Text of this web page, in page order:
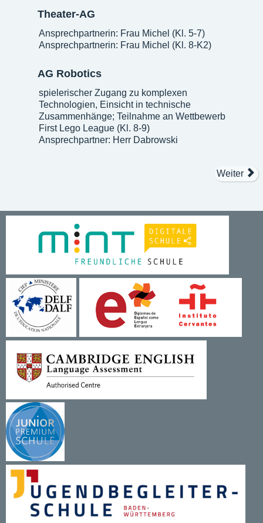
Theater-AG
Ansprechpartnerin: Frau Michel (Kl. 5-7)
Ansprechpartnerin: Frau Michel (Kl. 8-K2)
AG Robotics
spielerischer Zugang zu komplexen
Technologien, Einsicht in technische
Zusammenhänge; Teilnahme an Wettbewerb
First Lego League (Kl. 8-9)
Ansprechpartner: Herr Dabrowski
Weiter